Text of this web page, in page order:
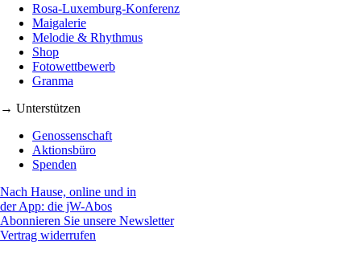
Rosa-Luxemburg-Konferenz
Maigalerie
Melodie & Rhythmus
Shop
Fotowettbewerb
Granma
→ Unterstützen
Genossenschaft
Aktionsbüro
Spenden
Nach Hause, online und in
der App: die jW-Abos
Abonnieren Sie unsere Newsletter
Vertrag widerrufen